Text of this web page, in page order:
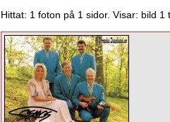
Hittat: 1 foton på 1 sidor. Visar: bild 1